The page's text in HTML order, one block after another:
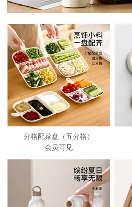
分格配菜盘（五分格）
会员可见